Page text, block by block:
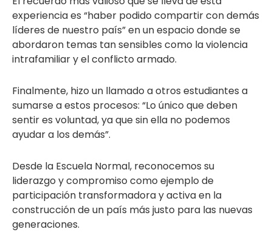
experiencia es “haber podido compartir con demás
líderes de nuestro país” en un espacio donde se
abordaron temas tan sensibles como la violencia
intrafamiliar y el conflicto armado.
Finalmente, hizo un llamado a otros estudiantes a
sumarse a estos procesos: “Lo único que deben
sentir es voluntad, ya que sin ella no podemos
ayudar a los demás”.
Desde la Escuela Normal, reconocemos su
liderazgo y compromiso como ejemplo de
participación transformadora y activa en la
construcción de un país más justo para las nuevas
generaciones.